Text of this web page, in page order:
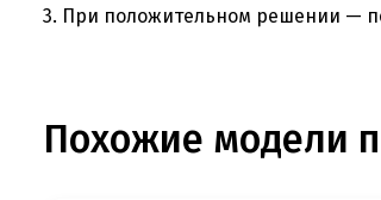
3. При положительном решении —
Похожие модели